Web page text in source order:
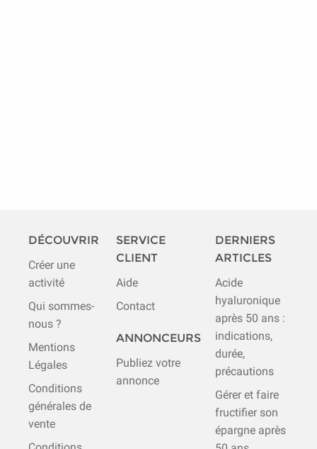
DÉCOUVRIR
Créer une
activité
Qui sommes-
nous ?
Mentions
Légales
Conditions
générales de
vente
SERVICE
CLIENT
Aide
Contact
ANNONCEURS
Publiez votre
annonce
DERNIERS
ARTICLES
Acide
hyaluronique
après 50 ans :
indications,
durée,
précautions
Gérer et faire
fructifier son
épargne après